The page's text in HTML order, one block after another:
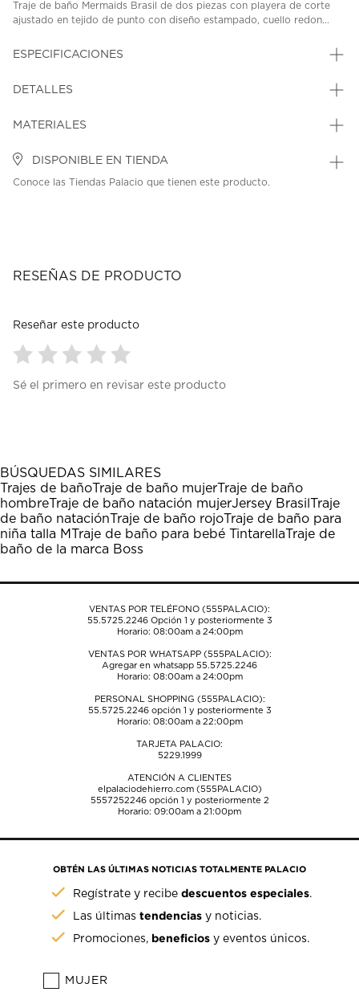
Traje de baño Mermaids Brasil de dos piezas con playera de corte
ajustado en tejido de punto con diseño estampado, cuello redon...
ESPECIFICACIONES
DETALLES
MATERIALES
DISPONIBLE EN TIENDA
Conoce las Tiendas Palacio que tienen este producto.
RESEÑAS DE PRODUCTO
Reseñar este producto
para
1
estrella
Esta
acción
abrirá
el
formulario
envío.
para
estrellas.
Esta
acción
abrirá
el
formulario
envío.
para
estrellas.
Esta
acción
abrirá
el
formulario
envío.
para
estrellas.
Esta
acción
abrirá
el
formulario
envío.
para
estrellas.
Esta
acción
abrirá
el
formulario
envío.
Sé el primero en revisar este producto
BÚSQUEDAS SIMILARES
Trajes de bañoTraje de baño mujerTraje de baño
hombreTraje de baño natación mujerJersey Brasil Traje
de baño nataciónTraje de baño rojoTraje de baño para
niña talla M Traje de baño para bebé TintarellaTraje de
baño de la marca Boss
VENTAS POR TELÉFONO (555PALACIO):
55.5725.2246Opción 1 y posteriormente 3
Horario: 08:00am a 24:00pm
VENTAS POR WHATSAPP (555PALACIO):
Agregar en whatsapp 55.5725.2246
Horario: 08:00am a 24:00pm
PERSONAL SHOPPING (555PALACIO):
55.5725.2246opción 1 y posteriormente 3
Horario: 08:00am a 22:00pm
TARJETA PALACIO:
5229.1999
ATENCIÓN A CLIENTES
elpalaciodehierro.com (555PALACIO)
5557252246opción 1 y posteriormente 2
Horario: 09:00am a 21:00pm
OBTÉN LAS ÚLTIMAS NOTICIAS TOTALMENTE PALACIO
Regístrate y recibedescuentos especiales.
Las últimastendencias y noticias.
Promociones, beneficios y eventos únicos.
MUJER